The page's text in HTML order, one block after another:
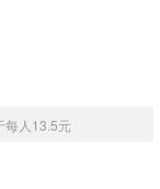
每人13.5元